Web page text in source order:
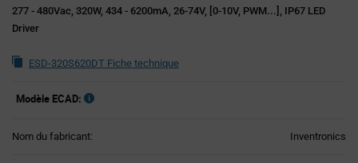
277 - 480Vac, 320W, 434 - 6200mA, 26-74V, [0-10V, PWM...], IP67 LED
Driver
ESD-320S620DT Fiche technique
Modèle ECAD:
Nom du fabricant: Inventronics